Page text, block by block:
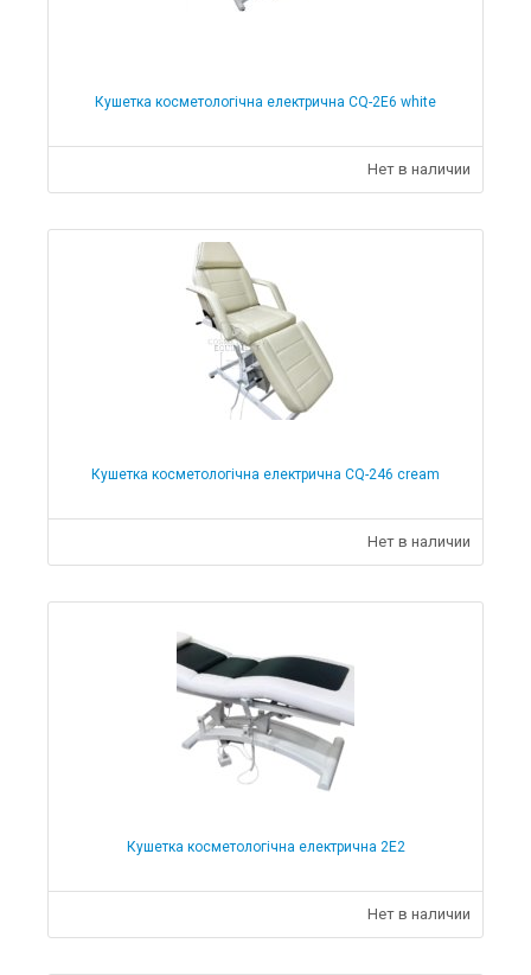
Кушетка косметологічна електрична CQ-2E6 white
Нет в наличии
Кушетка косметологічна електрична СQ-246 cream
Нет в наличии
Кушетка косметологічна електрична 2Е2
Нет в наличии